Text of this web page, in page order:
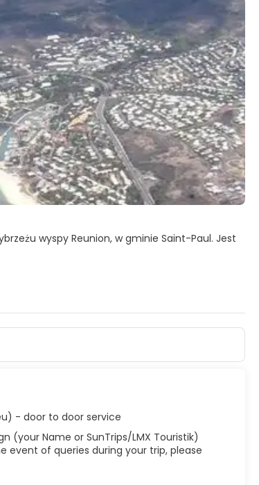
wyspy Reunion, w gminie Saint-Paul. Jest
- door to door service
(your Name or SunTrips/LMX Touristik)
of queries during your trip, please